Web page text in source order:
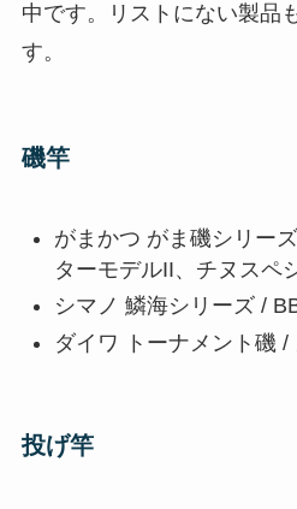
中です。リストにない製品
す。
磯竿
がまかつ がま磯シリー
ターモデルII、チヌスペ
シマノ 鱗海シリーズ /
ダイワ トーナメント磯
投げ竿